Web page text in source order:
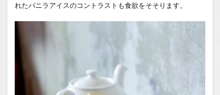
れたバニラアイスのコントラストも食欲をそそります。